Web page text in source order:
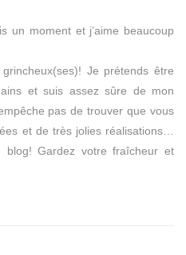
un moment et j’aime beaucoup
grincheux(ses)! Je prétends être
et suis assez sûre de mon
pas de trouver que vous
et de très jolies réalisations…
Gardez votre fraîcheur et